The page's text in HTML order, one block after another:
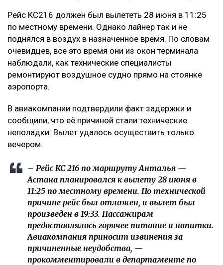
Рейс KC216 должен был вылететь 28 июня в 11:25
по местному времени. Однако лайнер так и не
поднялся в воздух в назначенное время. По словам
очевидцев, всё это время они из окон терминала
наблюдали, как технические специалисты
ремонтируют воздушное судно прямо на стоянке
аэропорта.
В авиакомпании подтвердили факт задержки и
сообщили, что её причиной стали технические
неполадки. Вылет удалось осуществить только
вечером.
– Рейс КС 216 по маршруту Анталья —
Астана планировался к вылету 28 июня в
11:25 по местному времени. По технической
причине рейс был отложен, и вылет был
произведен в 19:33. Пассажирам
предоставлялось горячее питание и напитки.
Авиакомпания приносит извинения за
причиненные неудобства, —
прокомментировали в департаменте по